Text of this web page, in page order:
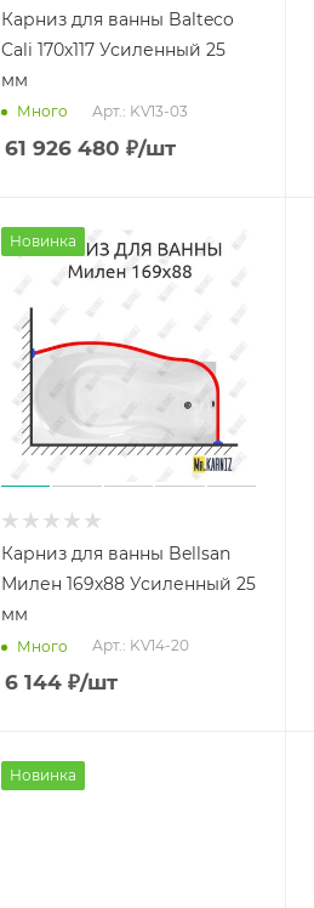
Карниз для ванны Balteco
Cali 170х117 Усиленный 25
мм
Много Арт.: KV13-03
61 926 480 ₽/шт
Новинка
Карниз для ванны Bellsan
Милен 169х88 Усиленный 25
мм
Много Арт.: KV14-20
6 144₽/шт
Новинка